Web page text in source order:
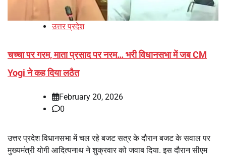
उत्तर प्रदेश
चच्चा पर गरम, माता प्रसाद पर नरम… भरी विधानसभा में जब CM
Yogi ने कह दिया लठैत
February 20, 2026
0
उत्तर प्रदेश विधानसभा में चल रहे बजट सत्र के दौरान बजट के सवाल पर
मुख्यमंत्री योगी आदित्यनाथ ने शुक्रवार को जवाब दिया. इस दौरान सीएम